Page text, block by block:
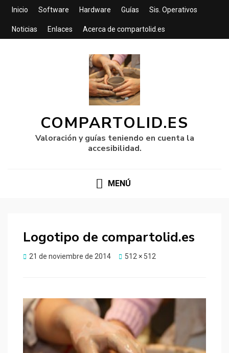
Inicio Software Hardware Guías Sis. Operativos
Noticias Enlaces Acerca de compartolid.es
COMPARTOLID.ES
Valoración y guías teniendo en cuenta la
accesibilidad.
MENÚ
Logotipo de compartolid.es
Publicado
21 de noviembre de 2014 512 × 512